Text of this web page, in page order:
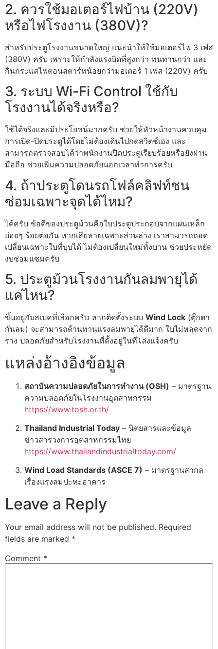
2. ควรใช้มอเตอร์ไฟบ้าน (220V)
หรือไฟโรงงาน (380V)?
สำหรับประตูโรงงานขนาดใหญ่ แนะนำให้ใช้มอเตอร์ไฟ 3 เฟส
(380V) ครับ เพราะให้กำลังแรงบิดที่สูงกว่า ทนทานกว่า และ
กินกระแสไฟตอนสตาร์ทน้อยกว่ามอเตอร์ 1 เฟส (220V) ครับ
3. ระบบ Wi-Fi Control ใช้กับ
โรงงานได้จริงหรือ?
ใช้ได้จริงและมีประโยชน์มากครับ ช่วยให้หัวหน้างานควบคุม
การเปิด-ปิดประตูได้โดยไม่ต้องเดินไปกดสวิตช์เอง และ
สามารถตรวจสอบได้ว่าพนักงานปิดประตูเรียบร้อยหรือยังผ่าน
มือถือ ช่วยเพิ่มความปลอดภัยนอกเวลาทำการครับ
4. ถ้าประตูโดนรถโฟล์คลิฟท์ชน
ซ่อมเฉพาะจุดได้ไหม?
ได้ครับ ข้อดีของประตูม้วนคือใบประตูประกอบจากแผ่นเหล็ก
ย่อยๆ ร้อยต่อกัน หากเสียหายเฉพาะส่วนล่าง เราสามารถถอด
เปลี่ยนเฉพาะใบที่บุบได้ ไม่ต้องเปลี่ยนใหม่ทั้งบาน ช่วยประหยัด
งบซ่อมแซมครับ
5. ประตูม้วนโรงงานกันลมพายุได้
แค่ไหน?
ขึ้นอยู่กับสเปคที่เลือกครับ หากติดตั้งระบบ Wind Lock (ตุ๊กตา
กันลม) จะสามารถต้านทานแรงลมพายุได้ดีมาก ใบไม่หลุดจาก
ราง ปลอดภัยสำหรับโรงงานที่ตั้งอยู่ในที่โล่งแจ้งครับ
แหล่งอ้างอิงข้อมูล
สถาบันความปลอดภัยในการทำงาน (OSH) – มาตรฐาน
ความปลอดภัยในโรงงานอุตสาหกรรม
https://www.tosh.or.th/
Thailand Industrial Today – นิตยสารและข้อมูล
ข่าวสารวงการอุตสาหกรรมไทย
https://www.thailandindustrialtoday.com/
Wind Load Standards (ASCE 7) – มาตรฐานสากล
เรื่องแรงลมปะทะอาคาร
Leave a Reply
Your email address will not be published. Required
fields are marked *
Comment *